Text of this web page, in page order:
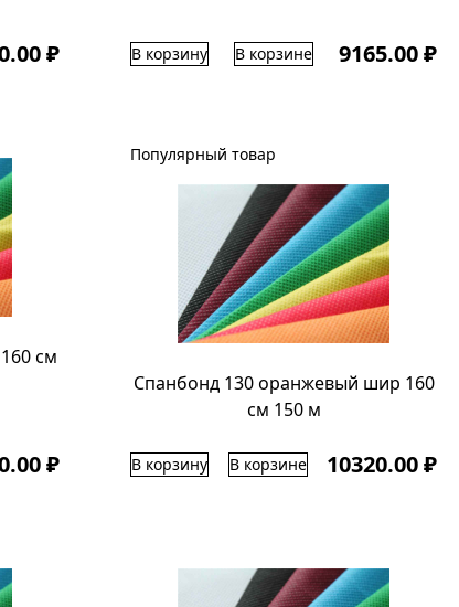
₽ В корзину В корзине 9165.00 ₽
см
₽
Популярный товар
Спанбонд 130 оранжевый шир 160
см 150 м
В корзину В корзине 10320.00 ₽